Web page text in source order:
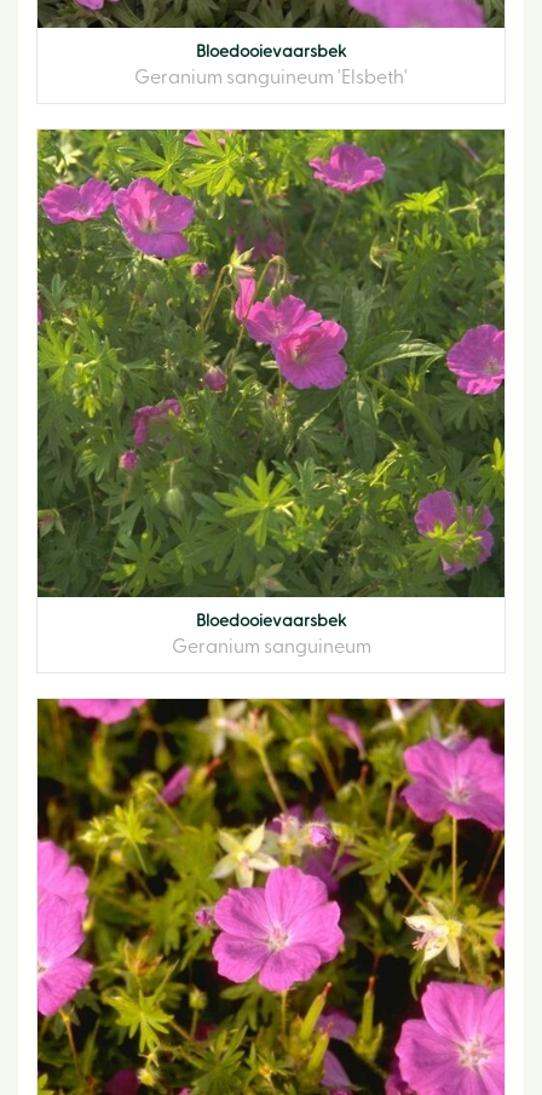
Bloedooievaarsbek
Geranium sanguineum 'Elsbeth'
Bloedooievaarsbek
Geranium sanguineum